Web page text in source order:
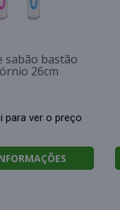
sabão bastão
26cm
para ver o preço